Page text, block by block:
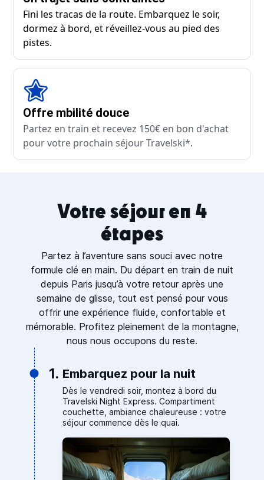
Fini les tracas de la route. Embarquez le soir,
dormez à bord, et réveillez-vous au pied des
pistes.
Offre mbilité douce
Partez en train et recevez 150€ en bon d'achat
pour votre prochain séjour Travelski*.
Votre séjour en 4
étapes
Partez à l’aventure sans souci avec notre
formule clé en main. Du départ en train de nuit
depuis Paris jusqu’à votre retour après une
semaine de glisse, tout est pensé pour vous
offrir une expérience fluide, confortable et
mémorable. Profitez pleinement de la montagne,
nous nous occupons du reste.
1. Embarquez pour la nuit
Dès le vendredi soir, montez à bord du
Travelski Night Express. Compartiment
couchette, ambiance chaleureuse : votre
séjour commence dès le quai.